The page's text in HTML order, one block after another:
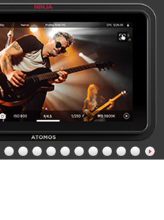
4 5 6 7 8 9 10111213